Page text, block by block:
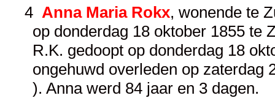
4 Anna Maria Rokx, wonende te
op donderdag 18 oktober 1855 te
R.K. gedoopt op donderdag 18
ongehuwd overleden op zaterdag
). Anna werd 84 jaar en 3 dagen.